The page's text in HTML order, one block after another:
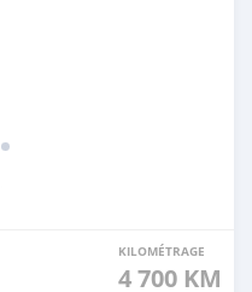
KILOMÉTRAGE
4 700 KM